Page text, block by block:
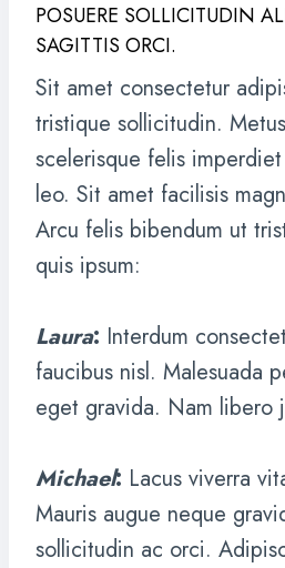
POSUERE SOLLICITUDIN
SAGITTIS ORCI.
Sit amet consectetur
tristique sollicitudin.
scelerisque felis
leo. Sit amet facilisis
Arcu felis bibendum ut
quis ipsum:
Laura: Interdum
faucibus nisl. Malesuada
eget gravida. Nam libero
Michael: Lacus viverra
Mauris augue neque
sollicitudin ac orci.